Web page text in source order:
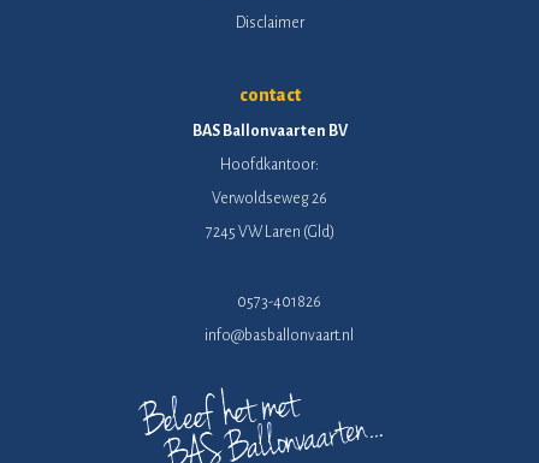
Disclaimer
contact
BAS Ballonvaarten BV
Hoofdkantoor:
Verwoldseweg 26
7245 VW Laren (Gld)
0573-401826
info@basballonvaart.nl